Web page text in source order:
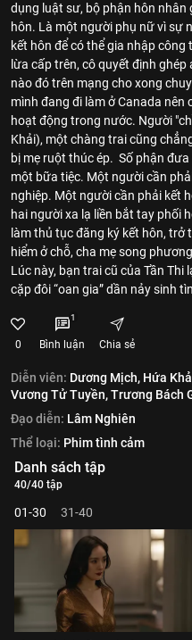
dụng luật sư, bộ phận hôn nhân
hôn. Là một người phụ nữ vì sự
kết hôn để có thể gia nhập
lừa cấp trên, cô quyết định
nào đó trên mạng cho xong
mình đang đi làm ở Canada
hoạt động trong nước. Người
Khải), một chàng trai cũng
bị mẹ ruột thúc ép. Số phận
một bữa tiệc. Một người cần
nghiệp. Một người cần phải kết
hai người xa lạ liền bắt tay phối
làm thủ tục đăng ký kết hôn,
hiểm ở chỗ, cha mẹ song
Lúc này, bạn trai cũ của Tần Thi
cặp đôi “oan gia” dần nảy sinh
0
1
Bình luận Chia sẻ
Diễn viên: Dương Mịch, Hứa
Vương Tử Tuyền,Trương Bách
Đạo diễn: Lâm Nghiên
Thể loại: Phim tình cảm
Danh sách tập
40/40 tập
01-30 31-40